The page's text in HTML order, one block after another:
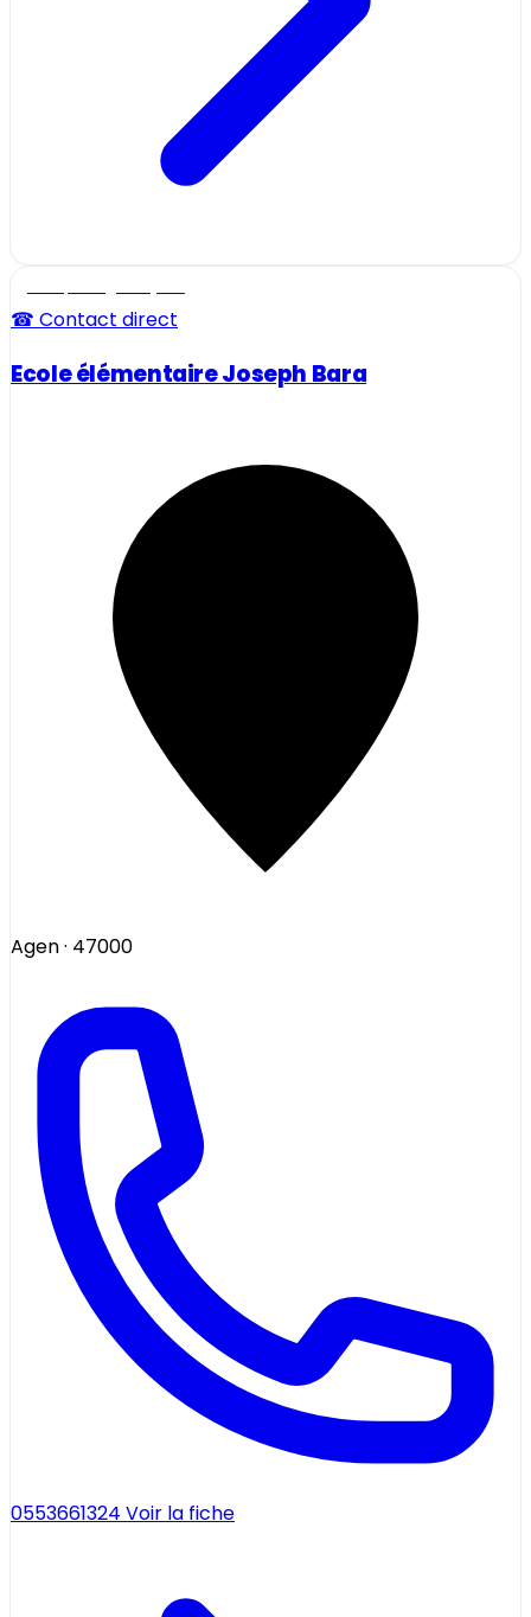
☎ Contact direct
Ecole élémentaire Joseph Bara
Agen· 47000
0553661324 Voir la fiche